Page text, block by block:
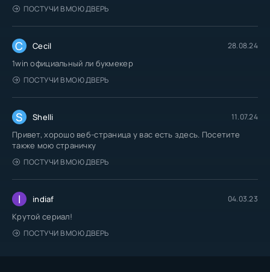
ПОСТУЧИ В МОЮ ДВЕРЬ
C Cecil 28.08.24
1win официальный ли букмекер
ПОСТУЧИ В МОЮ ДВЕРЬ
S Shelli 11.07.24
Привет, хорошо веб-страница у вас есть здесь. Посетите
также мою страничку
ПОСТУЧИ В МОЮ ДВЕРЬ
I indiaf 04.03.23
Крутой сериал!
ПОСТУЧИ В МОЮ ДВЕРЬ